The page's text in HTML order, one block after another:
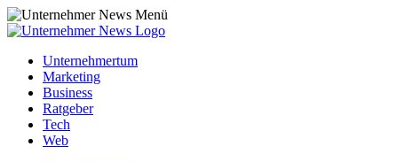
Unternehmertum
Marketing
Business
Ratgeber
Tech
Web